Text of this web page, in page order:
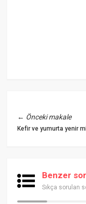
← Önceki makale
Kefir ve yumurta yenir
Benzer
Sıkça sorulan